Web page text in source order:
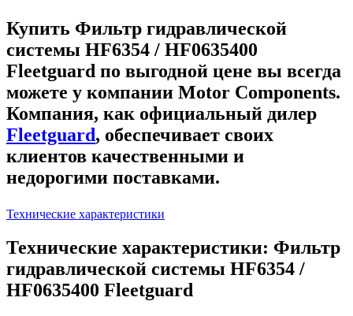
Купить Фильтр гидравлической
системы HF6354 / HF0635400
Fleetguard по выгодной цене вы всегда
можете у компании Motor Components.
Компания, как официальный дилер
Fleetguard, обеспечивает своих
клиентов качественными и
недорогими поставками.
Технические характеристики
Технические характеристики: Фильтр
гидравлической системы HF6354 /
HF0635400 Fleetguard